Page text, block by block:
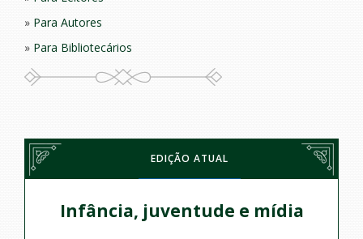
EDIÇÃO ATUAL
Infância, juventude e mídia
Para Autores
Para Bibliotecários